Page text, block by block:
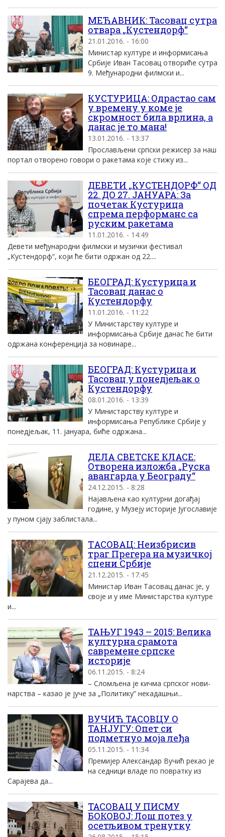
МЕЋАВНИК: Тасовац сутра
отвара „Кустендорф“
21.01.2016. - 16:00
Министар културе и информисања
Србије Иван Тасовац отвориће сутра
9. Међународни филмски и...
КУСТУРИЦА: Одрастао сам
у времену у коме је
скромност била врлина, а
данас је то мана!
13.01.2016. - 13:37
Прослављени српски режисер за наш
портал отворено говори о ракетама које стижу из...
ДЕВЕТИ „КУСТЕНДОРФ“ ОД
22. ДО 27. ЈАНУАРА: За
почетак Кустурица
спрема перформанс са
руским ракетама
11.01.2016. - 14:49
Девети међународни филмски и музички фестивал
„Кустендорф“, који ће бити одржан од 22....
БЕОГРАД: Кустурица и
Тасовац данас о
Кустендорфу
11.01.2016. - 11:22
У Министарству културе и
информисања Србије данас ће бити
одржана конференција за новинаре...
БЕОГРАД: Кустурица и
Тасовац у понедјељак о
Кустендорфу
08.01.2016. - 13:39
У Министарству културе и
информисања Републике Србије у
понедјељак, 11. јануара, биће одржана...
ДЕЛА СВЕТСКЕ КЛАСЕ:
Отворена изложба „Руска
авангарда у Београду“
24.12.2015. - 8:28
Најављена као културни догађај
године, у Музеју историје Југославије
у пуном сјају заблистала...
TАСОВАЦ: Неизбрисив
траг Прегера на музичкоj
сцени Србиjе
21.12.2015. - 17:45
Mинистар Иван Tасовац данас jе, у
своjе и у име Mинистарства културе
и...
ТАЊУГ 1943 – 2015: Велика
културна срамота
савремене српске
историје
06.11.2015. - 8:24
– Сло­мље­на је кич­ма срп­ског но­ви­
нар­ства – ка­зао је ју­че за „По­ли­ти­ку” не­ка­да­шњи...
ВУЧИЋ ТАСОВЦУ О
ТАНЈУГУ: Опет си
подметнуо моја леђа
05.11.2015. - 11:34
Премијер Александар Вучић рекао је
на седници владе по повратку из
Сарајева да...
ТАСОВАЦ У ПИСМУ
БОКОВОЈ: Лош потез у
осетљивом тренутку